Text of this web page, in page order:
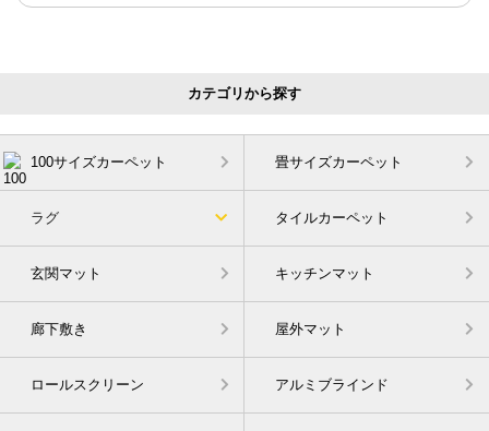
カテゴリから探す
100サイズカーペット 畳サイズカーペット
ラグ タイルカーペット
玄関マット キッチンマット
廊下敷き 屋外マット
ロールスクリーン アルミブラインド